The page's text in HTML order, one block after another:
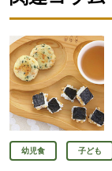
幼児食 子ども